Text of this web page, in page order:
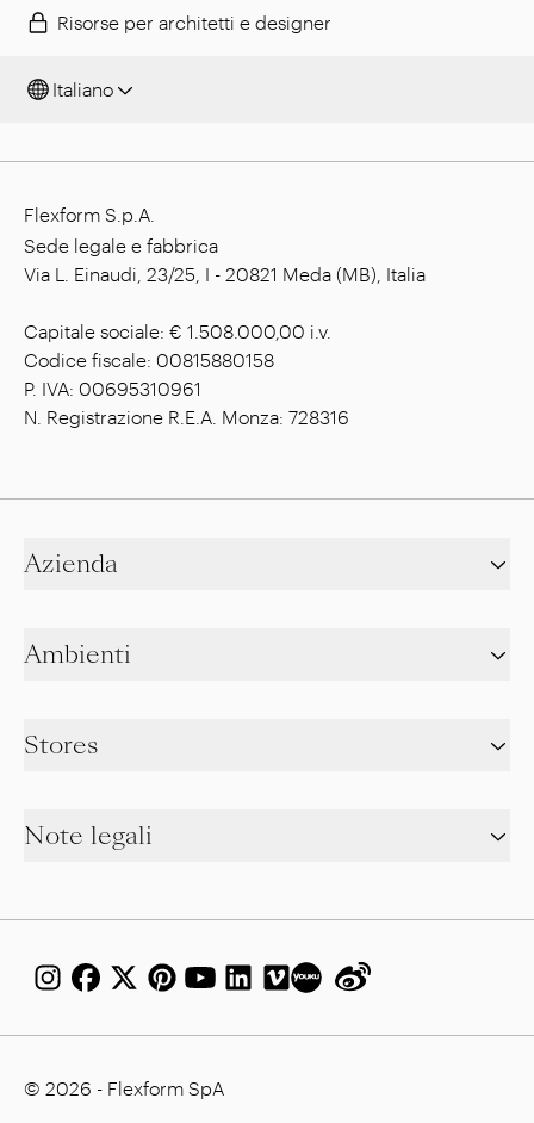
Risorse per architetti e designer
Italiano
Flexform S.p.A.
Sede legale e fabbrica
Via L. Einaudi, 23/25, I - 20821 Meda (MB), Italia
Capitale sociale: € 1.508.000,00 i.v.
Codice fiscale: 00815880158
P. IVA: 00695310961
N. Registrazione R.E.A. Monza: 728316
Azienda
Ambienti
Stores
Note legali
© 2026 - Flexform SpA